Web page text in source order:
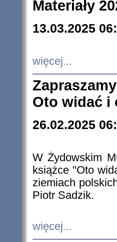
Materiały
13.03.2025
więcej...
Oto widać i
26.02.2025
W Żydowskim
książce "Oto
ziemiach
Piotr Sadzik.
więcej...